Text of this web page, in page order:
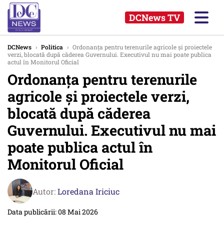
DCNews TV
DCNews › Politica › Ordonanța pentru terenurile agricole și proiectele
verzi, blocată după căderea Guvernului. Executivul nu mai poate publica
actul în Monitorul Oficial
Ordonanța pentru terenurile
agricole și proiectele verzi,
blocată după căderea
Guvernului. Executivul nu mai
poate publica actul în
Monitorul Oficial
Autor:Loredana Iriciuc
Data publicării: 08 Mai 2026